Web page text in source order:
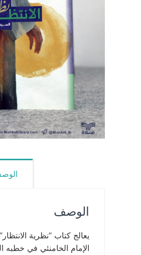
الوصف
يعالج كتاب “نظرية الانتظار” في 180 صفحة. مفهوم انتظار الإمام المهدي والاشكاليات
الإمام الخامنئي في خطبه